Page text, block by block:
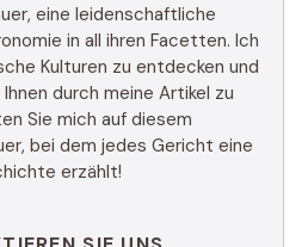
eine leidenschaftliche
in all ihren Facetten. Ich
Kulturen zu entdecken und
durch meine Artikel zu
Sie mich auf diesem
bei dem jedes Gericht eine
erzählt!